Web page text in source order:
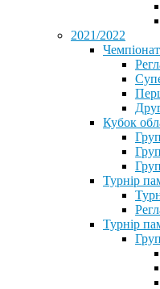
2021/2022
Кубок
Турнір
Турнір